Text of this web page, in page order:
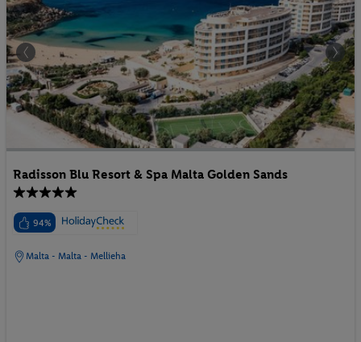
Radisson Blu Resort & Spa Malta Golden Sands
94%
Malta - Malta - Mellieha